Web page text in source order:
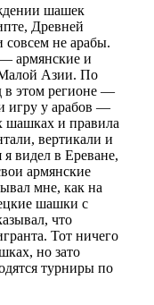
шашек
Древней
не арабы.
армянские и
Малой Азии. По
в этом регионе —
игру у арабов —
шашках и правила
вертикали и
я видел в Ереване,
армянские
мне, как на
шашки с
что
Тот ничего
но зато
турниры по